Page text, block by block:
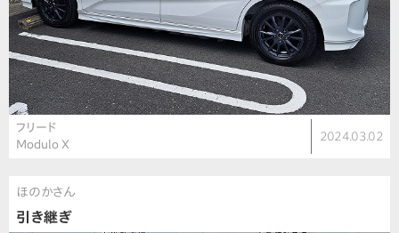
フリード
Modulo X
2024.03.02
ほのかさん
引き継ぎ